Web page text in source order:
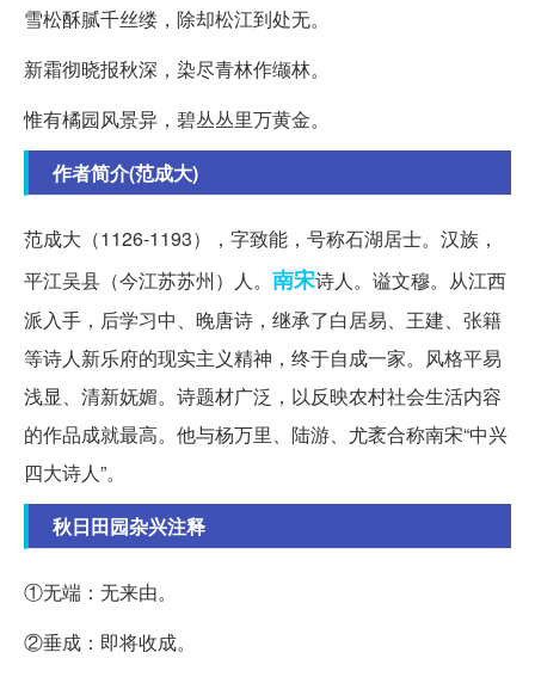
雪松酥腻千丝缕，除却松江到处无。
新霜彻晓报秋深，染尽青林作缬林。
惟有橘园风景异，碧丛丛里万黄金。
作者简介(范成大)
范成大（1126-1193），字致能，号称石湖居士。汉族，
平江吴县（今江苏苏州）人。 南宋诗人。谥文穆。从江西
派入手，后学习中、晚唐诗，继承了白居易、王建、张籍
等诗人新乐府的现实主义精神，终于自成一家。风格平易
浅显、清新妩媚。诗题材广泛，以反映农村社会生活内容
的作品成就最高。他与杨万里、陆游、尤袤合称南宋“中兴
四大诗人”。
秋日田园杂兴注释
①无端：无来由。
②垂成：即将收成。